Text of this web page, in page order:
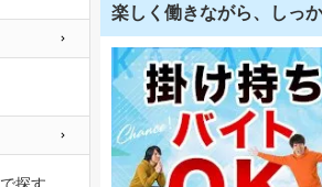
楽しく働きながら、しっ